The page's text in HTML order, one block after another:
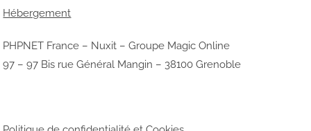
Hébergement
PHPNET France – Nuxit – Groupe Magic Online
97 – 97 Bis rue Général Mangin – 38100 Grenoble